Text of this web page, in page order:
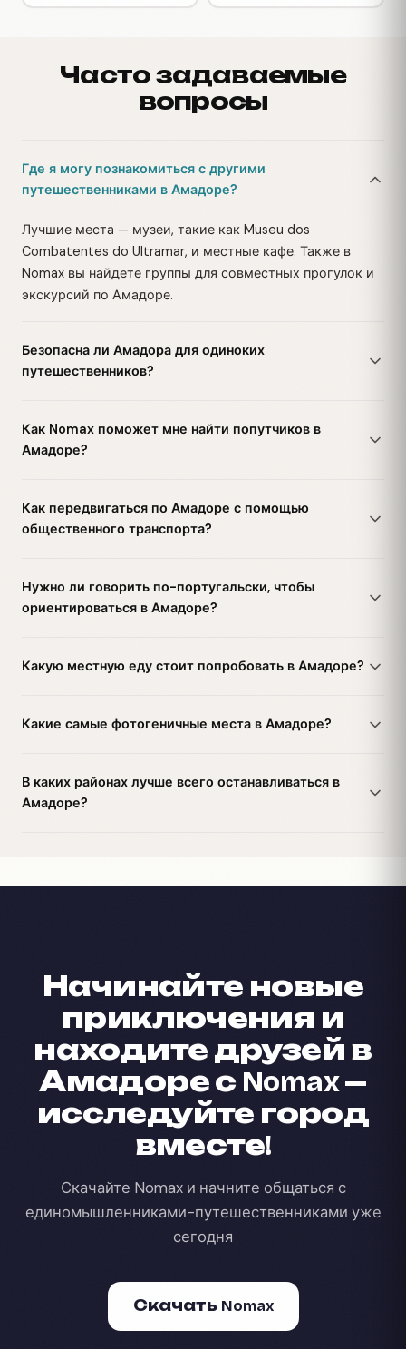
Часто задаваемые
вопросы
Где я могу познакомиться с другими
путешественниками в Амадоре?
Лучшие места — музеи, такие как Museu dos
Combatentes do Ultramar, и местные кафе. Также в
Nomax вы найдете группы для совместных прогулок и
экскурсий по Амадоре.
Безопасна ли Амадора для одиноких
путешественников?
Как Nomax поможет мне найти попутчиков в
Амадоре?
Как передвигаться по Амадоре с помощью
общественного транспорта?
Нужно ли говорить по-португальски, чтобы
ориентироваться в Амадоре?
Какую местную еду стоит попробовать в Амадоре?
Какие самые фотогеничные места в Амадоре?
В каких районах лучше всего останавливаться в
Амадоре?
Начинайте новые
приключения и
находите друзей в
Амадоре с Nomax —
исследуйте город
вместе!
Скачайте Nomax и начните общаться с
единомышленниками-путешественниками уже
сегодня
Скачать Nomax